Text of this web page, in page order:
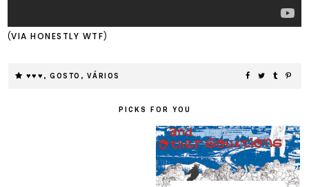
(VIA HONESTLY WTF)
♥♥♥ , GOSTO , VÁRIOS
PICKS FOR YOU